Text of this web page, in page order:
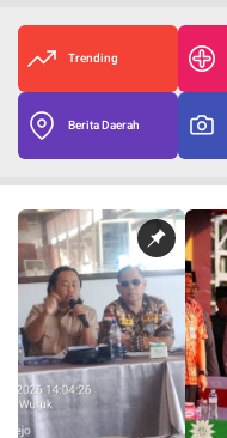
Trending
Berita Daerah